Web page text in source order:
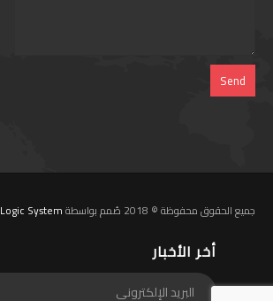
جميع الحقوق محفوظة © 2018 صُمم بواسطة Logic System
أخر الأخبار